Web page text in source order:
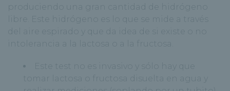
produciendo una gran cantidad de hidrógeno
libre. Este hidrógeno es lo que se mide a través
del aire espirado y que da idea de si existe o no
intolerancia a la lactosa o a la fructosa.
Este test no es invasivo y sólo hay que
tomar lactosa o fructosa disuelta en agua y